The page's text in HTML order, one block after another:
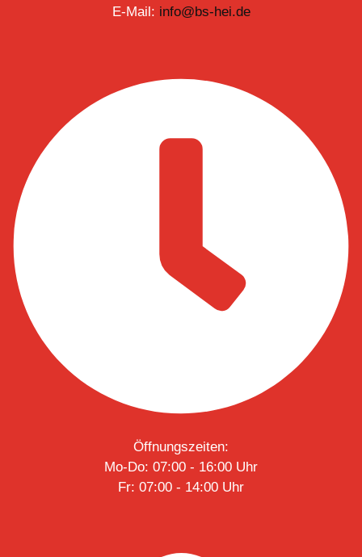
E-Mail: info@bs-hei.de
Öffnungszeiten:
Mo-Do: 07:00 - 16:00 Uhr
Fr: 07:00 - 14:00 Uhr